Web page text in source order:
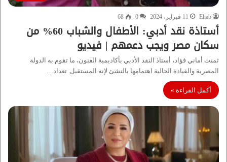
Ehab 11 فبراير، 2024 0
68
أستاذة نقد أدبي: الأطفال والشباب 60% من
سكان مصر ويجب دعمهم | فيديو
ثمنت أماني فؤاد، أستاذ النقد الأدبي بأكاديمية الفنون، ما تقوم به الدولة
المصرية والقيادة الحالية اهتمامها بالنشئ لإنه المستقبل. تعداد…
أكمل القراءة »